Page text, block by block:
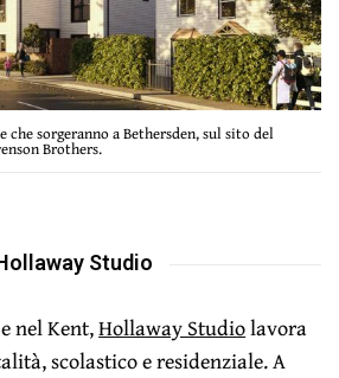
sorgeranno a Bethersden, sul sito del
Brothers.
Studio
nel Kent,Hollaway Studiolavora
scolastico e residenziale. A